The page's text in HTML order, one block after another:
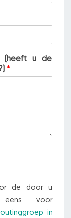
(heeft u de
*
de door u
eens voor
in